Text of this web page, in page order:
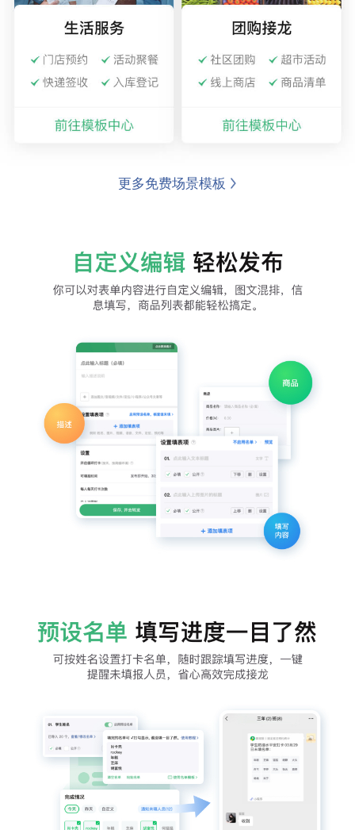
更多免费场景模板